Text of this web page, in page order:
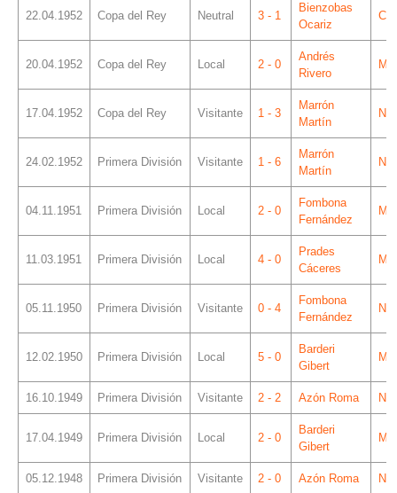
22.04.1952 Copa del Rey Neutral 3 - 1
Bienzobas
Ocariz
20.04.1952 Copa del Rey Local 2 - 0
Andrés
Rivero
17.04.1952 Copa del Rey Visitante 1 - 3
Marrón
Martín
24.02.1952 Primera División Visitante 1 - 6
Marrón
Martín
04.11.1951 Primera División Local 2 - 0
Fombona
Fernández
11.03.1951 Primera División Local 4 - 0
Prades
Cáceres
05.11.1950 Primera División Visitante 0 - 4
Fombona
Fernández
12.02.1950 Primera División Local 5 - 0
Barderi
Gibert
16.10.1949 Primera División Visitante 2 - 2 Azón Roma
17.04.1949 Primera División Local 2 - 0
Barderi
Gibert
05.12.1948 Primera División Visitante 2 - 0 Azón Roma